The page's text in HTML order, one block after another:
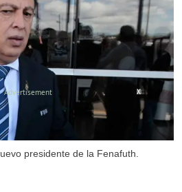
presidente de la Fenafuth.
X